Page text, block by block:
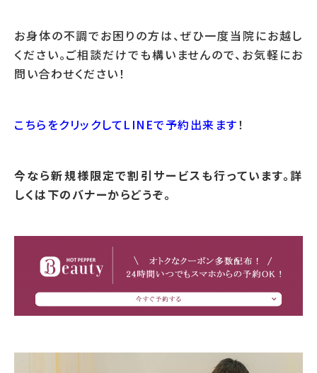
お身体の不調でお困りの方は、ぜひ一度当院にお越し
ください。ご相談だけでも構いませんので、お気軽にお
問い合わせください！
こちらをクリックしてLINEで予約出来ます！
今なら新規様限定で割引サービスも行っています。詳
しくは下のバナーからどうぞ。